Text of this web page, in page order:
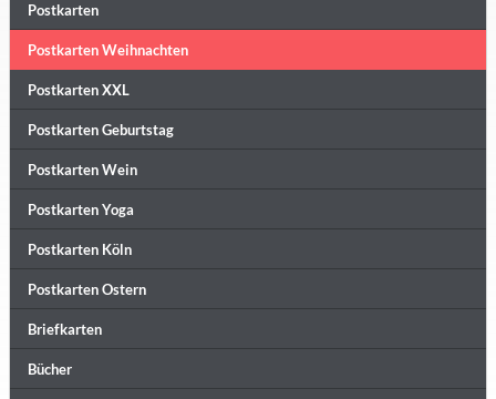
Postkarten
Postkarten Weihnachten
Postkarten XXL
Postkarten Geburtstag
Postkarten Wein
Postkarten Yoga
Postkarten Köln
Postkarten Ostern
Briefkarten
Bücher